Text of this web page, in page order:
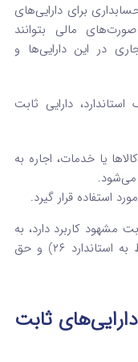
برای دارایی‌های
مالی بتوانند
در این دارایی‌ها و
دارایی ثابت
یا خدمات، اجاره به
می‌شود.
استفاده قرار گیرد.
مشهود کاربرد دارد، به
جز مواردی مانند دارایی‌های زیستی (مربوط به استاندارد ۲۶) و حق
ثابت